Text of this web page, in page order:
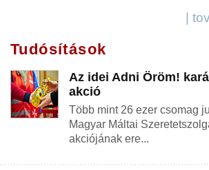
|
Tudósítások
Az idei Adni Öröm!
akció
Több mint 26 ezer csomag
Magyar Máltai
akciójának ere...